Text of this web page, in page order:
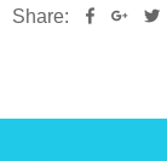
Share: